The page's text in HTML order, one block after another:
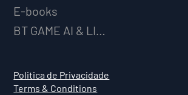
E-books
BT GAME AI & LICENCIAMENTO
Politica de Privacidade
Terms & Conditions